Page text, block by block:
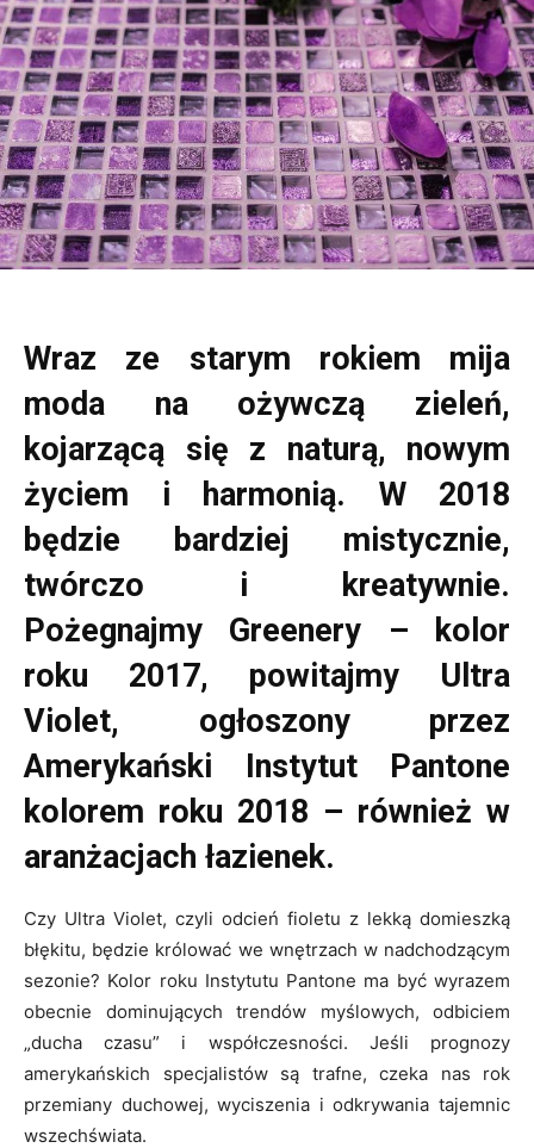
Wraz ze starym rokiem mija
moda na ożywczą zieleń,
kojarzącą się z naturą, nowym
życiem i harmonią. W 2018
będzie bardziej mistycznie,
twórczo i kreatywnie.
Pożegnajmy Greenery – kolor
roku 2017, powitajmy Ultra
Violet, ogłoszony przez
Amerykański Instytut Pantone
kolorem roku 2018 – również w
aranżacjach łazienek.
Czy Ultra Violet, czyli odcień fioletu z lekką domieszką
błękitu, będzie królować we wnętrzach w nadchodzącym
sezonie? Kolor roku Instytutu Pantone ma być wyrazem
obecnie dominujących trendów myślowych, odbiciem
„ducha czasu” i współczesności. Jeśli prognozy
amerykańskich specjalistów są trafne, czeka nas rok
przemiany duchowej, wyciszenia i odkrywania tajemnic
wszechświata.